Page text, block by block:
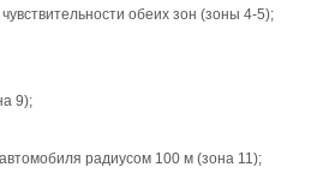
обеих зон (зоны 4-5);
9);
радиусом 100 м (зона 11);